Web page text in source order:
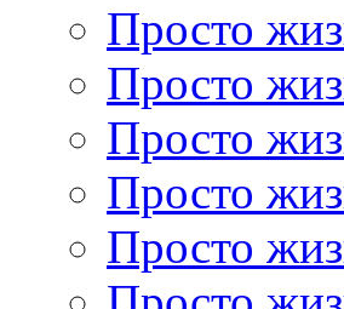
Просто
Просто
Просто
Просто
Просто